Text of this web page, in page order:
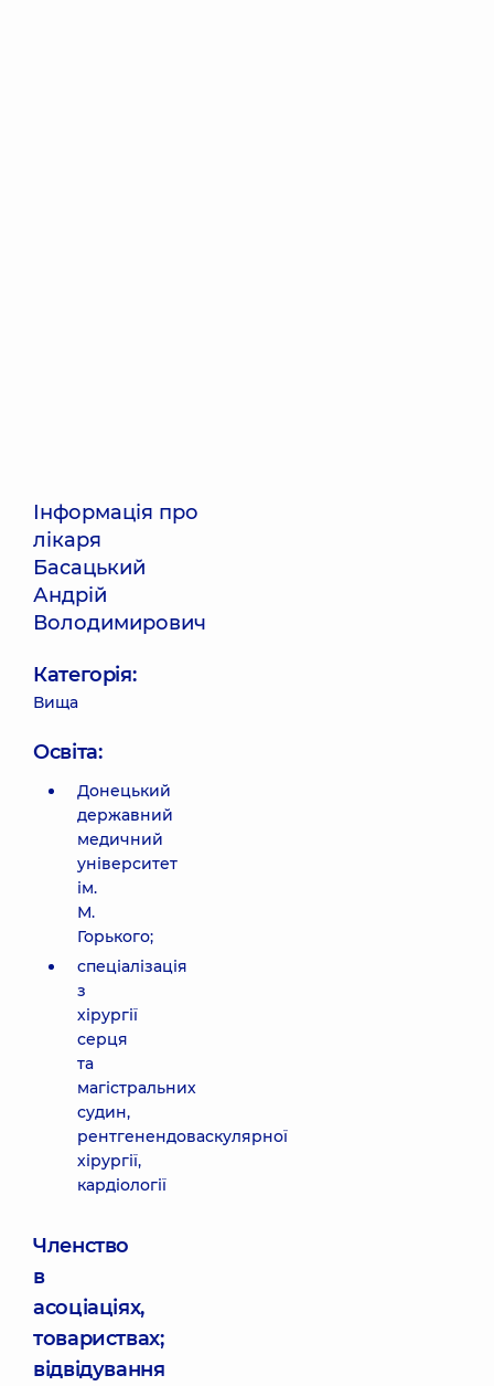
Інформація про
лікаря
Басацький
Андрій
Володимирович
Категорія:
Вища
Освіта:
Донецький
державний
медичний
університет
ім.
М.
Горького;
спеціалізація
з
хірургії
серця
та
магістральних
судин,
рентгенендоваскулярної
хірургії,
кардіології
Членство
в
асоціаціях,
товариствах;
відвідування